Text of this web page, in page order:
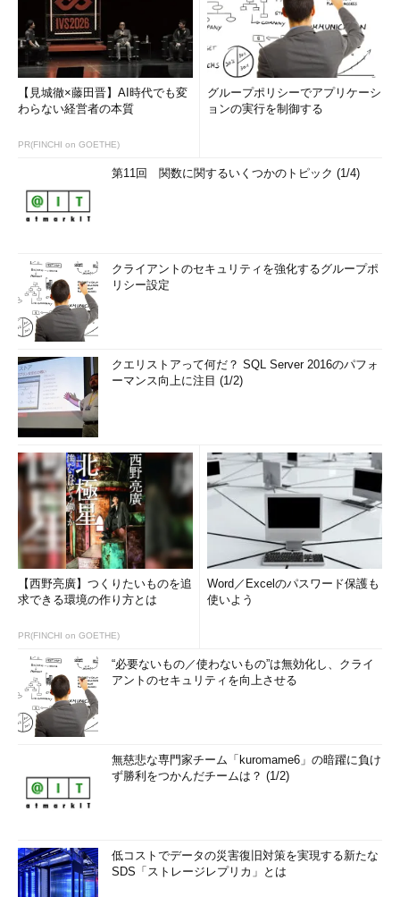
【見城徹×藤田晋】AI時代でも変
わらない経営者の本質
PR(FINCHI on GOETHE)
グループポリシーでアプリケーシ
ョンの実行を制御する
第11回 関数に関するいくつかのトピック (1/4)
クライアントのセキュリティを強化するグループポ
リシー設定
クエリストアって何だ？ SQL Server 2016のパフォ
ーマンス向上に注目 (1/2)
【西野亮廣】つくりたいものを追
求できる環境の作り方とは
PR(FINCHI on GOETHE)
Word／Excelのパスワード保護も
使いよう
“必要ないもの／使わないもの”は無効化し、クライ
アントのセキュリティを向上させる
無慈悲な専門家チーム「kuromame6」の暗躍に負け
ず勝利をつかんだチームは？ (1/2)
低コストでデータの災害復旧対策を実現する新たな
SDS「ストレージレプリカ」とは